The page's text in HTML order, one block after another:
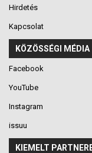
Hirdetés
Kapcsolat
KÖZÖSSÉGI MÉDIA
Facebook
YouTube
Instagram
issuu
KIEMELT